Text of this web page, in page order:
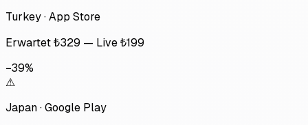
Turkey·App Store
Erwartet ₺329 — Live ₺199
−39%
⚠
Japan·Google Play